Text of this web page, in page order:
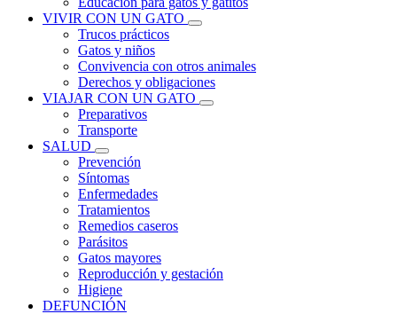
VIVIR CON UN GATO
Trucos prácticos
Gatos y niños
Convivencia con otros animales
Derechos y obligaciones
VIAJAR CON UN GATO
Preparativos
Transporte
SALUD
Prevención
Síntomas
Enfermedades
Tratamientos
Remedios caseros
Parásitos
Gatos mayores
Reproducción y gestación
Higiene
DEFUNCIÓN